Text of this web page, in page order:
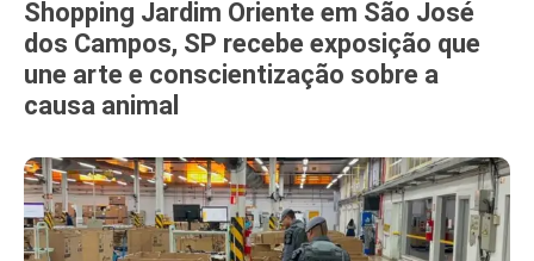
Shopping Jardim Oriente em São José
dos Campos, SP recebe exposição que
une arte e conscientização sobre a
causa animal